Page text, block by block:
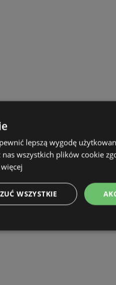
lepszą wygodę
wszystkich plików cookie
WSZYSTKIE